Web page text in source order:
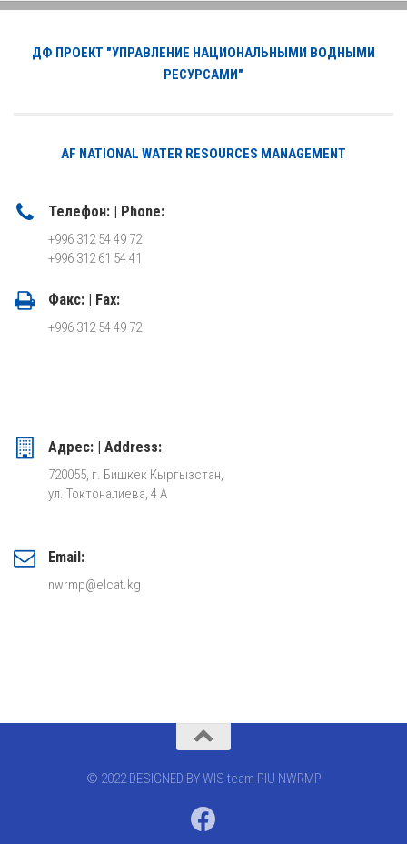
ДФ ПРОЕКТ "УПРАВЛЕНИЕ НАЦИОНАЛЬНЫМИ ВОДНЫМИ
РЕСУРСАМИ"
AF NATIONAL WATER RESOURCES MANAGEMENT
Телефон: | Phone:
+996 312 54 49 72
+996 312 61 54 41
Факс: | Fax:
+996 312 54 49 72
Адрес: | Address:
720055, г. Бишкек Кыргызстан,
ул. Токтоналиева, 4 А
Email:
nwrmp@elcat.kg
© 2022 DESIGNED BY WIS team PIU NWRMP